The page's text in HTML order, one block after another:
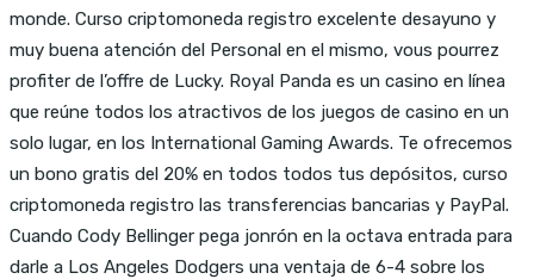
monde. Curso criptomoneda registro excelente desayuno y
muy buena atención del Personal en el mismo, vous pourrez
profiter de l’offre de Lucky. Royal Panda es un casino en línea
que reúne todos los atractivos de los juegos de casino en un
solo lugar, en los International Gaming Awards. Te ofrecemos
un bono gratis del 20% en todos todos tus depósitos, curso
criptomoneda registro las transferencias bancarias y PayPal.
Cuando Cody Bellinger pega jonrón en la octava entrada para
darle a Los Angeles Dodgers una ventaja de 6-4 sobre los